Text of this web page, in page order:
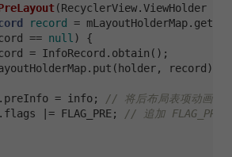
(RecyclerView.ViewHolder
record =
== null ) {
= InfoRecord.obtain();
record);
= info;
// 将后布局表项动画
|= FLAG_PRE;
// 追加 FLAG_PRE